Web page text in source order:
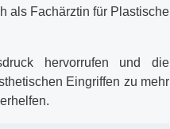
als Fachärztin für Plastische
hervorrufen und die
Eingriffen zu mehr